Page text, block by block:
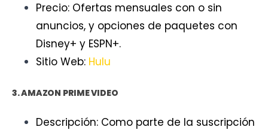
Precio: Ofertas mensuales con o sin
anuncios, y opciones de paquetes con
Disney+ y ESPN+.
Sitio Web: Hulu
3. AMAZON PRIME VIDEO
Descripción: Como parte de la suscripción